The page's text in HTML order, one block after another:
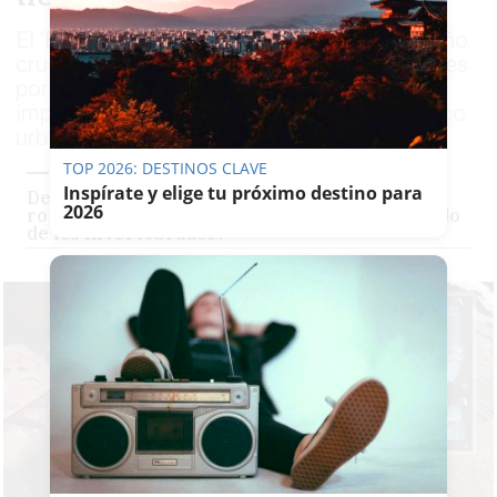
El 'Baeticoniscus carmonaensis', un pequeño
crustáceo blanco terrestre, jamás visto antes
por la ciencia, ha sido hallado en las
impresionantes minas romanas bajo el casco
urbano de Carmona
Descubren una araña asiática en las minas
romanas de Carmona: ¿revolucionará el mundo
de los invertebrados?
TOP 2026: DESTINOS CLAVE
Inspírate y elige tu próximo destino para
2026